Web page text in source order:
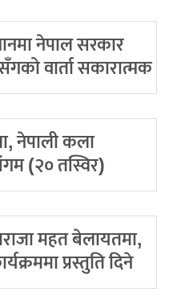
नेपाल सरकार
वार्ता सकारात्मक
नेपाली कला
(२० तस्विर)
महत बेलायतमा,
प्रस्तुति दिने